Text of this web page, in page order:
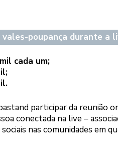
poupança durante a
cada um;
participar da reunião
conectada na live –
nas comunidades em